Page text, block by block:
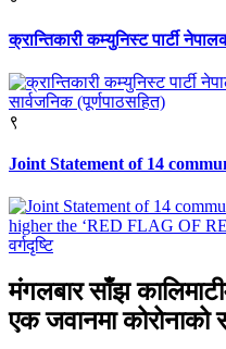
क्रान्तिकारी कम्युनिस्ट पार्टी
९
Joint Statement of 14
वर्गदृष्टि
मंगलबार साँझ
एक जवानमा कोरोनाको